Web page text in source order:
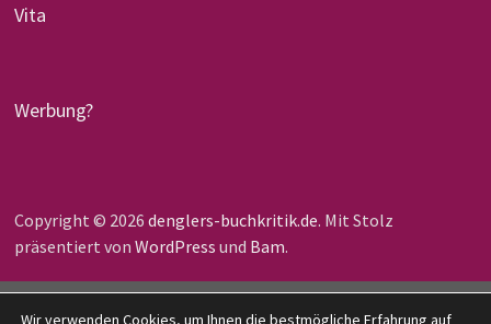
Vita
Werbung?
Copyright © 2026 denglers-buchkritik.de. Mit Stolz
präsentiert von WordPress und Bam.
Wir verwenden Cookies, um Ihnen die bestmögliche Erfahrung auf